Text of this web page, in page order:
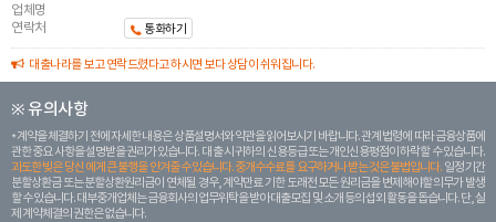
업체명
연락처
통화하기
대출나라를 보고 연락드렸다고 하시면 보다 상담이 쉬워집니다.
※ 유의사항
계약을 체결하기 전에 자세한 내용은 상품설명서와 약관을 읽어보시기 바랍니다. 관계 법령에 따라 금융상품에
관한 중요 사항을 설명받을 권리가 있습니다. 대 출 시 귀하의 신용등급 또는 개인신용평점이 하락할 수 있습니다.
과도한 빚은 당신 에게 큰 불행을 안겨줄 수 있습니다. 중개수수료를 요구하거나 받는 것은 불법입니다. 일정 기간
분할상환금 또는 분할상환원리금이 연체될 경우, 계약만료 기한 도래전 모든 원리금을 변제해야할 의무가 발생
할 수 있습니다. 대부중개업체는 금융회사의 업무위탁을 받아 대출모집 및 소개 등의 섭외 활동을 돕습니다. 단, 실
제 계약체결의 권한은 없습니다.